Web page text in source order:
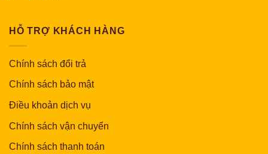
HỖ TRỢ KHÁCH HÀNG
Chính sách đổi trả
Chính sách bảo mật
Điều khoản dịch vụ
Chính sách vận chuyển
Chính sách thanh toán